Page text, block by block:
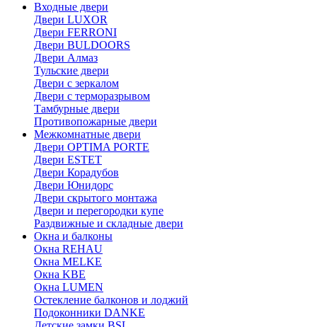
Входные двери
Двери LUXOR
Двери FERRONI
Двери BULDOORS
Двери Алмаз
Тульские двери
Двери с зеркалом
Двери с терморазрывом
Тамбурные двери
Противопожарные двери
Межкомнатные двери
Двери OPTIMA PORTE
Двери ESTET
Двери Корадубов
Двери Юнидорс
Двери скрытого монтажа
Двери и перегородки купе
Раздвижные и складные двери
Окна и балконы
Окна REHAU
Окна MELKE
Окна KBE
Окна LUMEN
Остекление балконов и лоджий
Подоконники DANKE